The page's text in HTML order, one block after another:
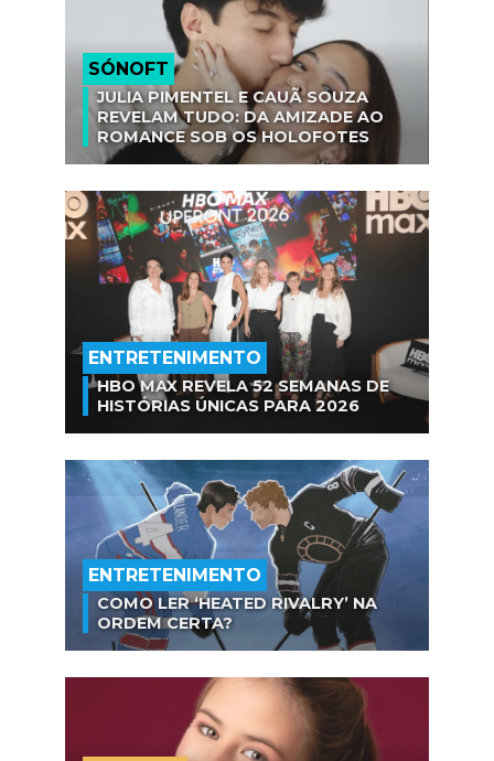
SÓNOFT
JULIA PIMENTEL E CAUÃ SOUZA
REVELAM TUDO: DA AMIZADE AO
ROMANCE SOB OS HOLOFOTES
ENTRETENIMENTO
HBO MAX REVELA 52 SEMANAS DE
HISTÓRIAS ÚNICAS PARA 2026
ENTRETENIMENTO
COMO LER ‘HEATED RIVALRY’ NA
ORDEM CERTA?